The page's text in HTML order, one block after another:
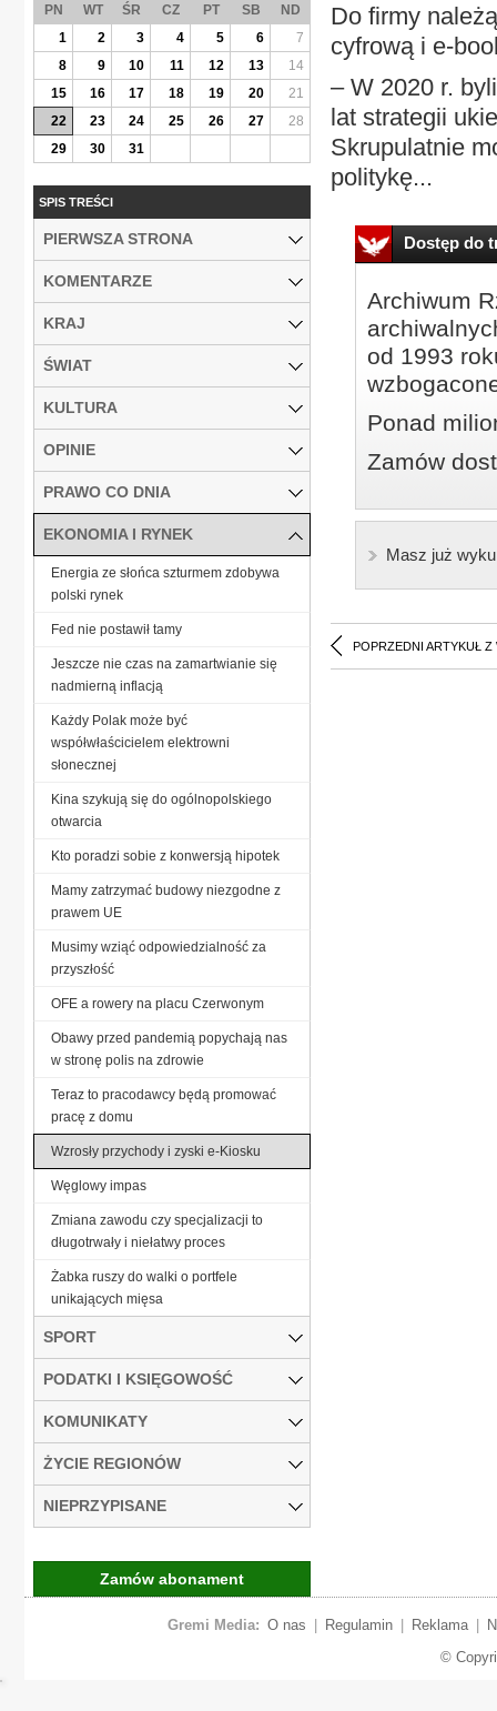
Do firmy
cyfrową i e-
– W 2020 r.
lat strategii
Skrupulatnie
politykę...
Dostęp do
Archiwum
od 1993
Ponad
Zamów
Masz już
POPRZEDNI ARTYKUŁ Z
PN WT ŚR CZ PT SB
ND
1
2 3 4 5 6
7
8
9 10 11 12 13
14
15
16 17 18 19 20
21
22
23 24 25 26 27
28
29
30 31
SPIS TREŚCI
PIERWSZA STRONA
KOMENTARZE
KRAJ
ŚWIAT
KULTURA
OPINIE
PRAWO CO DNIA
EKONOMIA I RYNEK
Energia ze słońca szturmem zdobywa
polski rynek
Fed nie postawił tamy
Jeszcze nie czas na zamartwianie się
nadmierną inflacją
Każdy Polak może być
współwłaścicielem elektrowni
słonecznej
Kina szykują się do ogólnopolskiego
otwarcia
Kto poradzi sobie z konwersją hipotek
Mamy zatrzymać budowy niezgodne z
prawem UE
Musimy wziąć odpowiedzialność za
przyszłość
OFE a rowery na placu Czerwonym
Obawy przed pandemią popychają nas
w stronę polis na zdrowie
Teraz to pracodawcy będą promować
pracę z domu
Wzrosły przychody i zyski e-Kiosku
Węglowy impas
Zmiana zawodu czy specjalizacji to
długotrwały i niełatwy proces
Żabka ruszy do walki o portfele
unikających mięsa
SPORT
PODATKI I KSIĘGOWOŚĆ
KOMUNIKATY
ŻYCIE REGIONÓW
NIEPRZYPISANE
Zamów abonament
Gremi Media: O nas Regulamin Reklama
©